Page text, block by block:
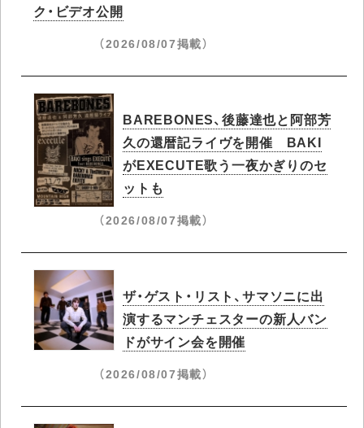
ク・ビデオ公開
（2026/08/07掲載）
BAREBONES、後藤達也と阿部芳
久の還暦記ライヴを開催 BAKI
がEXECUTE歌う一夜かぎりのセ
ットも
（2026/08/07掲載）
ザ・ゲスト・リスト、サマソニに出
演するマンチェスターの新人バン
ドがサイン会を開催
（2026/08/07掲載）